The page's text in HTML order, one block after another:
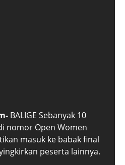
BALIGE Sebanyak 10
nomor Open Women
masuk ke babak final
peserta lainnya.